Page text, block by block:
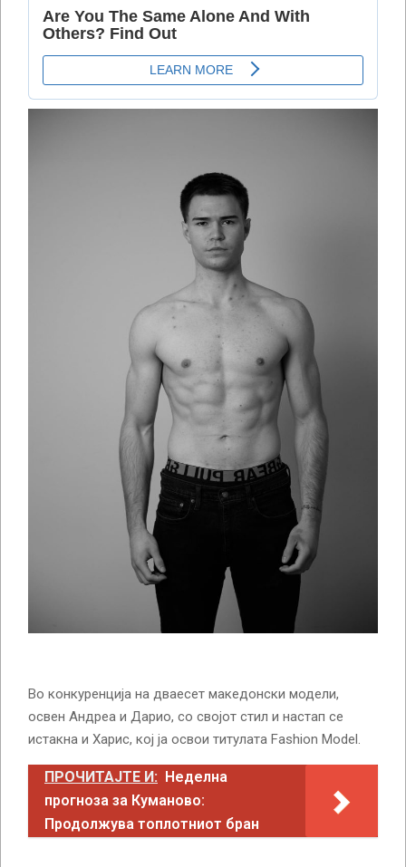
Во конкуренција на дваесет македонски модели,
освен Андреа и Дарио, со својот стил и настап се
истакна и Харис, кој ја освои титулата Fashion Model.
ПРОЧИТАЈТЕ И: Неделна
прогноза за Куманово:
Продолжува топлотниот бран